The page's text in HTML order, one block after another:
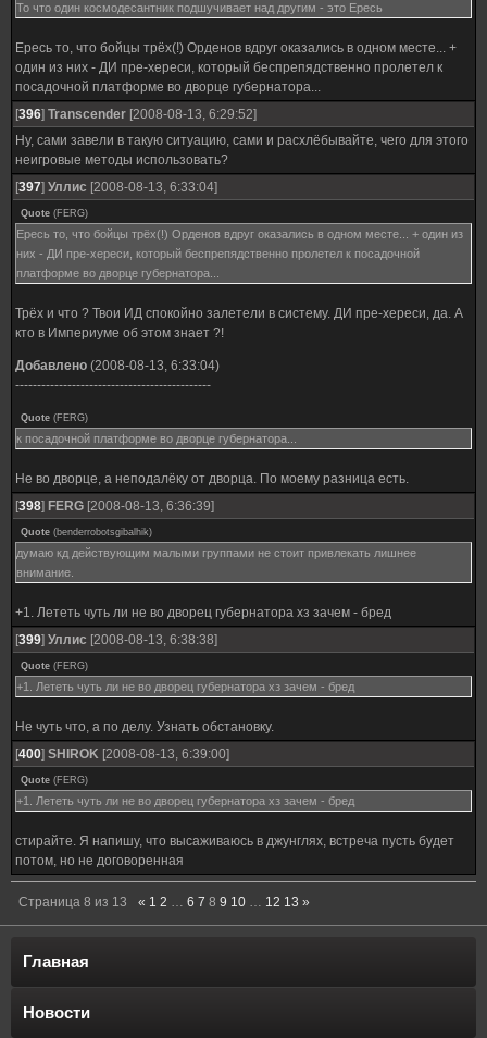
То что один космодесантник подшучивает над другим - это Ересь
Ересь то, что бойцы трёх(!) Орденов вдруг оказались в одном месте... +
один из них - ДИ пре-хереси, который беспрепядственно пролетел к
посадочной платформе во дворце губернатора...
[396] Transcender [2008-08-13, 6:29:52]
Ну, сами завели в такую ситуацию, сами и расхлёбывайте, чего для этого
неигровые методы использовать?
[397] Уллис [2008-08-13, 6:33:04]
Quote (FERG)
Ересь то, что бойцы трёх(!) Орденов вдруг оказались в одном месте... + один из
них - ДИ пре-хереси, который беспрепядственно пролетел к посадочной
платформе во дворце губернатора...
Трёх и что ? Твои ИД спокойно залетели в систему. ДИ пре-хереси, да. А
кто в Империуме об этом знает ?!
Добавлено (2008-08-13, 6:33:04)
---------------------------------------------
Quote (FERG)
к посадочной платформе во дворце губернатора...
Не во дворце, а неподалёку от дворца. По моему разница есть.
[398] FERG [2008-08-13, 6:36:39]
Quote (benderrobotsgibalhik)
думаю кд действующим малыми группами не стоит привлекать лишнее
внимание.
+1. Лететь чуть ли не во дворец губернатора хз зачем - бред
[399] Уллис [2008-08-13, 6:38:38]
Quote (FERG)
+1. Лететь чуть ли не во дворец губернатора хз зачем - бред
Не чуть что, а по делу. Узнать обстановку.
[400] SHIROK [2008-08-13, 6:39:00]
Quote (FERG)
+1. Лететь чуть ли не во дворец губернатора хз зачем - бред
стирайте. Я напишу, что высаживаюсь в джунглях, встреча пусть будет
потом, но не договоренная
Страница 8 из 13 « 1 2 … 6 7 8 9 10 … 12 13 »
Главная
Новости